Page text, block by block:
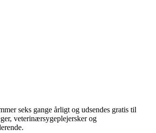
seks gange årligt og udsendes gratis til
veterinærsygeplejersker og